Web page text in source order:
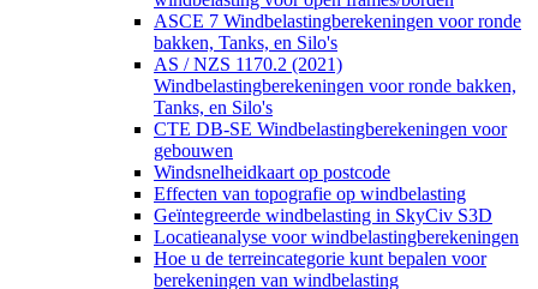
ASCE 7 Windbelastingberekeningen voor ronde
bakken, Tanks, en Silo's
AS / NZS 1170.2 (2021)
Windbelastingberekeningen voor ronde bakken,
Tanks, en Silo's
CTE DB-SE Windbelastingberekeningen voor
gebouwen
Windsnelheidkaart op postcode
Effecten van topografie op windbelasting
Geïntegreerde windbelasting in SkyCiv S3D
Locatieanalyse voor windbelastingberekeningen
Hoe u de terreincategorie kunt bepalen voor
berekeningen van windbelasting